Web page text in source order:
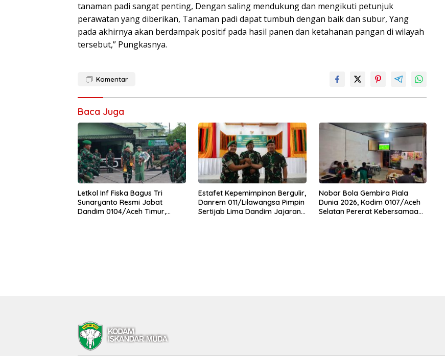
tanaman padi sangat penting, Dengan saling mendukung dan mengikuti petunjuk
perawatan yang diberikan, Tanaman padi dapat tumbuh dengan baik dan subur, Yang
pada akhirnya akan berdampak positif pada hasil panen dan ketahanan pangan di wilayah
tersebut,” Pungkasnya.
Komentar
Baca Juga
Letkol Inf Fiska Bagus Tri
Sunaryanto Resmi Jabat
Dandim 0104/Aceh Timur,
Estafet Kepemimpinan Bergulir,
Danrem 011/Lilawangsa Pimpin
Sertijab Lima Dandim Jajaran
Nobar Bola Gembira Piala
Dunia 2026, Kodim 0107/Aceh
Selatan Pererat Kebersamaan